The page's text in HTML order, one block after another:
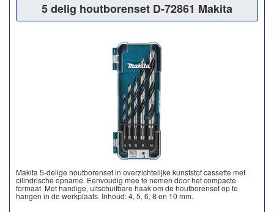
5 delig houtborenset D-72861 Makita
Makita 5-delige houtborenset in overzichtelijke kunststof cassette met
cilindrische opname. Eenvoudig mee te nemen door het compacte
formaat. Met handige, uitschuifbare haak om de houtborenset op te
hangen in de werkplaats. Inhoud: 4, 5, 6, 8 en 10 mm.